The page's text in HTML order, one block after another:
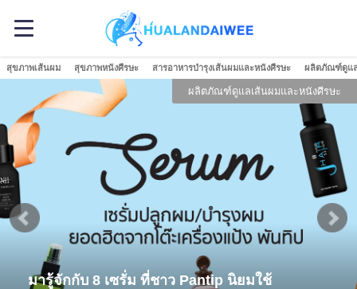
สุขภาพเส้นผม สุขภาพหนังศีรษะ สารอาหารบำรุงเส้นผมและหนังศีรษะ ผลิตภัณฑ์ดูแล
ผลิตภัณฑ์ดูแลเส้นผมและหนังศีรษะ
มารู้จักกับ 8 เซรั่ม ที่ชาว Pantip นิยมใช้